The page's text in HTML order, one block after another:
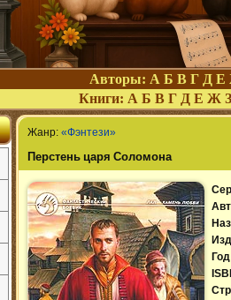
Авторы: А Б В Г Д Е
Книги: А Б В Г Д Е Ж З
Жанр: «Фэнтези»
Перстень царя Соломона